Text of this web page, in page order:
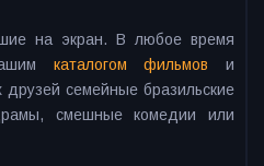
на экран. В любое время
каталогом фильмов и
семейные бразильские
смешные комедии или